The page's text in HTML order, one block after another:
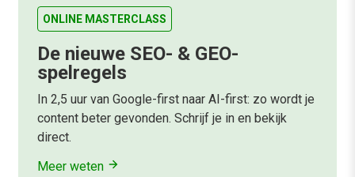
ONLINE MASTERCLASS
De nieuwe SEO- & GEO-
spelregels
In 2,5 uur van Google-first naar AI-first: zo wordt je
content beter gevonden. Schrijf je in en bekijk
direct.
Meer weten